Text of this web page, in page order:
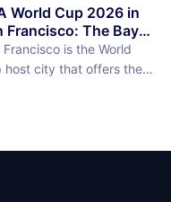
and the neighborhoods
a diversity of immigrant
(the Portu...
World Cup 2026 in
Francisco: The Bay
Between Matches
Francisco is the World
host city that offers the
miles by 7 miles,